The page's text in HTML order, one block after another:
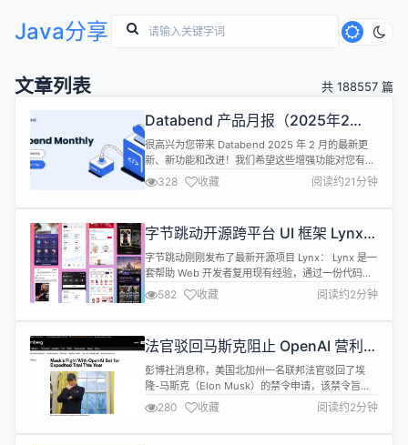
Java分享
文章列表 共 188557 篇
Databend 产品月报（2025年2
月）
很高兴为您带来 Databend 2025 年 2 月的最新更
新、新功能和改进！我们希望这些增强功能对您有所
帮助，并期待您的反馈。 从 MySQL 迁移到
Databend Databend 推荐使用 db-archiver 进行
MySQL 批量迁移，使用 Flink CDC 进行实时变更数
archiver ...
328 收藏 阅读约21分钟
字节跳动开源跨平台 UI 框架 Lynx：
一套代码同时构建多端原生界面
字节跳动刚刚发布了最新开源项目 Lynx： Lynx 是一
套帮助 Web 开发者复用现有经验，通过一份代码同
时构建移动端原生界面与 Web 端界面的技术方案。
Lynx 专为多样化、富交互的场景打造，它有着高性
能、多功能的渲染引擎、性能优先的双线程 UI 编程
Lynx 最具代表性的架构决策之一是静态强制划分...
582 收藏 阅读约2分钟
法官驳回马斯克阻止 OpenAI 营利转
型的请求
彭博社消息称，美国北加州一名联邦法官驳回了埃
隆-马斯克（Elon Musk）的禁令申请，该禁令旨在
阻止 OpenAI 按计划转型为一家营利性公司。 该地
区法院法官 Yvonne Gonzalez Rogers 裁定，马斯
克未能提供足够的必要证据来申请禁令。不过，该法
280 收藏 阅读约2分钟